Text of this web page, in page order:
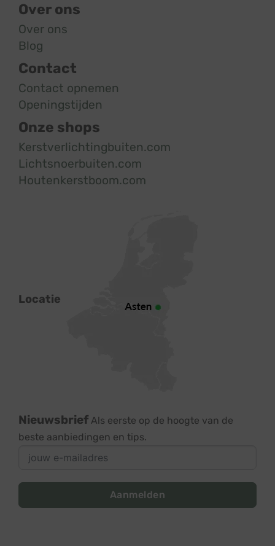
Over ons
Over ons
Blog
Contact
Contact opnemen
Openingstijden
Onze shops
Kerstverlichtingbuiten.com
Lichtsnoerbuiten.com
Houtenkerstboom.com
Locatie
Nieuwsbrief Als eerste op de hoogte van de
beste aanbiedingen en tips.
Aanmelden